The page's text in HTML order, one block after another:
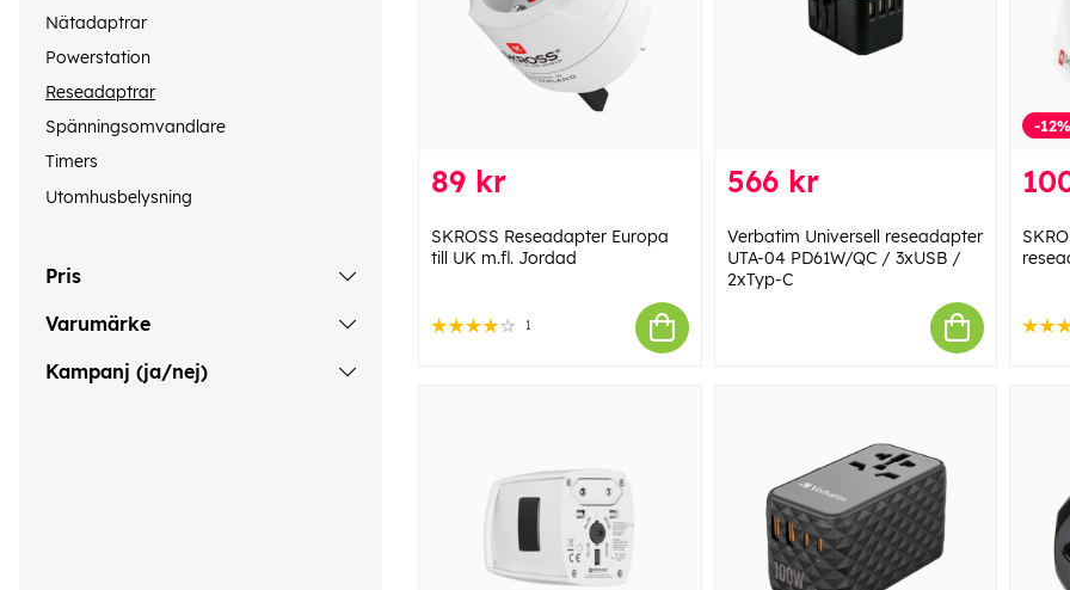
Nätadaptrar
Powerstation
Reseadaptrar
Spänningsomvandlare
Timers
Utomhusbelysning
Pris
Varumärke
Kampanj (ja/nej)
89 kr
SKROSS Reseadapter Europa
till UK m.fl. Jordad
1
566 kr
Verbatim Universell reseadapter
UTA-04 PD61W/QC / 3xUSB /
2xTyp-C
-